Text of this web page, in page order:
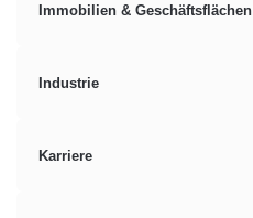
Immobilien & Geschäftsflächen
Industrie
Karriere